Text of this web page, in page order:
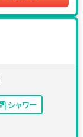
シャワー